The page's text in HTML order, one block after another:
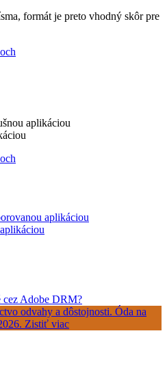
formát je preto vhodný skôr pre
aplikáciou
aplikáciou
cez Adobe DRM?